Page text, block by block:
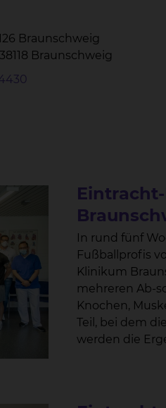
Braunschweig
Braunschweig
In rund fünf Wochen rollt
Fußballprofis
Klinikum Braunschweig an. Die umfassende
mehreren Ab-schnitten. Der orthopädische Teil, in dem
Knochen,
Teil, bei dem die
werden die